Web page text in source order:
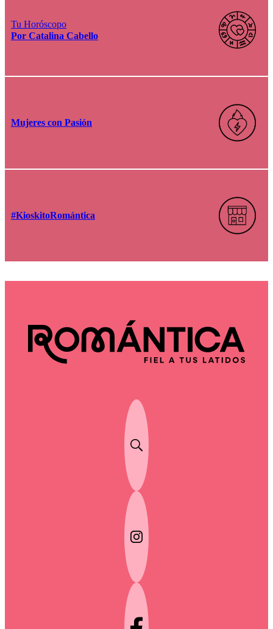
Tu Horóscopo
Por Catalina Cabello
Mujeres con Pasión
#KioskitoRomántica